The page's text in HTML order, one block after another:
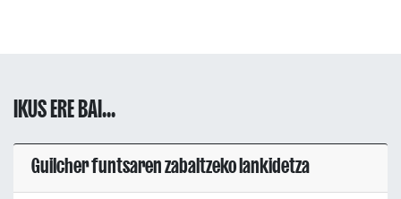
IKUS ERE BAI...
Guilcher funtsaren zabaltzeko lankidetza